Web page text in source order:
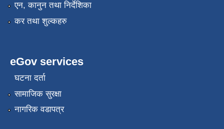
एन, कानुन तथा निर्देशिका
कर तथा शुल्कहरु
eGov services
घटना दर्ता
सामाजिक सुरक्षा
नागरिक वडापत्र